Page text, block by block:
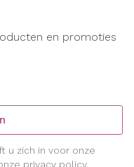
en promoties
u zich in voor onze
privacy policy.